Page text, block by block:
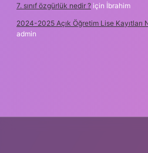
7. sınıf özgürlük nedir ? için İbrahim
2024-2025 Açık Öğretim Lise Kayıtları
admin